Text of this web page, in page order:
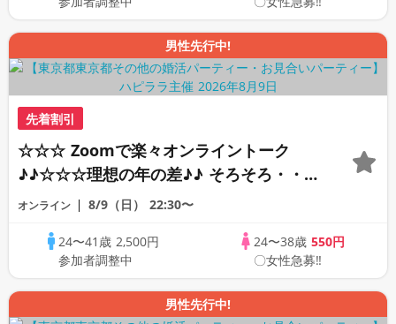
男性先行中!
先着割引
☆☆☆ Zoomで楽々オンライントーク
♪♪☆☆☆理想の年の差♪♪ そろそろ・・・
素敵な恋人見つけたい♪ ♪☆カジュアルな
行あり♪♪
オンライン 8/9（日） 22:30〜
24〜41歳 2,500円
参加者調整中
24〜38歳 550円
〇女性急募‼
男性先行中!